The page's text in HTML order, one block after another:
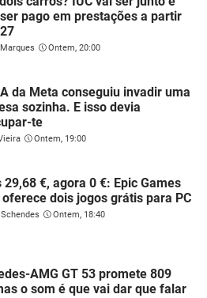
pago em prestações a partir
Ontem, 20:00
da Meta conseguiu invadir uma
sozinha. E isso devia
te
Ontem, 19:00
29,68 €, agora 0 €: Epic Games
dois jogos grátis para PC
Ontem, 18:40
AMG GT 53 promete 809
o som é que vai dar que falar